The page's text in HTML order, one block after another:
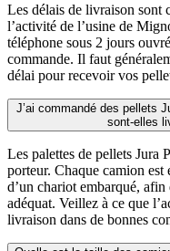
Les délais de livraison sont
l’activité de l’usine de
téléphone sous 2 jours
commande. Il faut
délai pour recevoir vos
J’ai commandé des pellets
sont-elles
Les palettes de pellets Jura
porteur. Chaque camion est
d’un chariot embarqué, afin
adéquat. Veillez à ce que
livraison dans de bonnes